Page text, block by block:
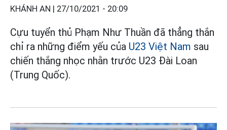
KHÁNH AN | 27/10/2021 - 20:09
Cựu tuyển thủ Phạm Như Thuần đã thẳng thắn
chỉ ra những điểm yếu của U23 Việt Nam sau
chiến thắng nhọc nhằn trước U23 Đài Loan
(Trung Quốc).